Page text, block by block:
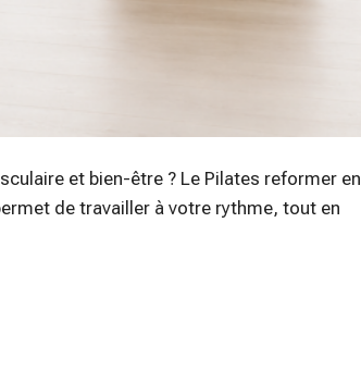
et bien-être ? Le Pilates reformer en
de travailler à votre rythme, tout en